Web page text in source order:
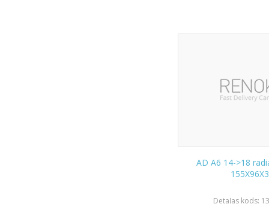
AD A6 14->18
Detaļas kods: